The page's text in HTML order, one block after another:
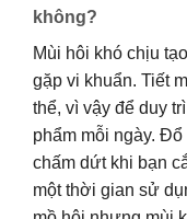
không?
Mùi hôi khó chịu
gặp vi khuẩn. Tiết
thể, vì vậy để duy
phẩm mỗi ngày.
chấm dứt khi bạn
một thời gian sử